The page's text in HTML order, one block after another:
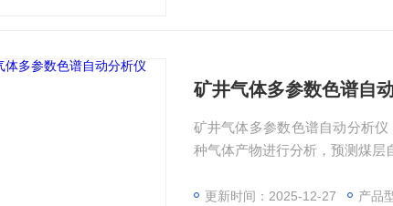
矿井气体多参数色谱自
矿井气体多参数色谱自动分析
种气体产物进行分析，预测煤层
更新时间：2025-12-27 产品